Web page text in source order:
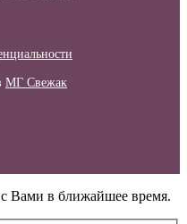
МГ Свежак
с Вами в ближайшее время.